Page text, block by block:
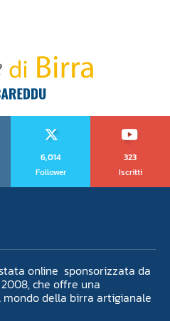
6,014
Follower
323
Iscritti
online sponsorizzata da
che offre una
della birra artigianale